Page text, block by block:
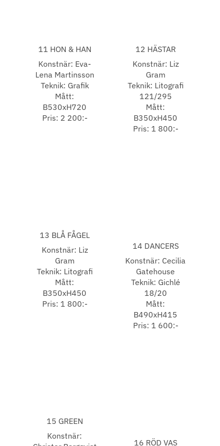
11 HON & HAN
Konstnär: Eva-
Lena Martinsson
Teknik: Grafik
Mått:
B530xH720
Pris: 2 200:-
12 HÄSTAR
Konstnär: Liz
Gram
Teknik: Litografi
121/295
Mått:
B350xH450
Pris: 1 800:-
13 BLÅ FÅGEL
Konstnär: Liz
Gram
Teknik: Litografi
Mått:
B350xH450
Pris: 1 800:-
14 DANCERS
Konstnär: Cecilia
Gatehouse
Teknik: Gichlé
18/20
Mått:
B490xH415
Pris: 1 600:-
15 GREEN
Konstnär:
16 RÖD VAS